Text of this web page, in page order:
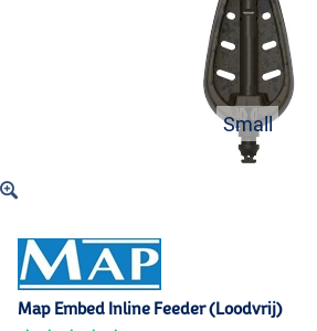
Small
Map Embed Inline Feeder (Loodvrij)